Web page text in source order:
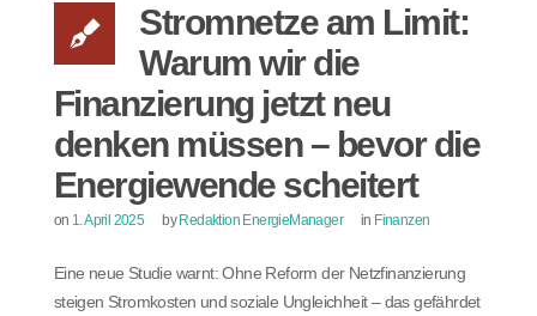
Stromnetze am Limit:
Warum wir die
Finanzierung jetzt neu
denken müssen – bevor die
Energiewende scheitert
on 1. April 2025 by Redaktion EnergieManager in Finanzen
Eine neue Studie warnt: Ohne Reform der Netzfinanzierung
steigen Stromkosten und soziale Ungleichheit – das gefährdet